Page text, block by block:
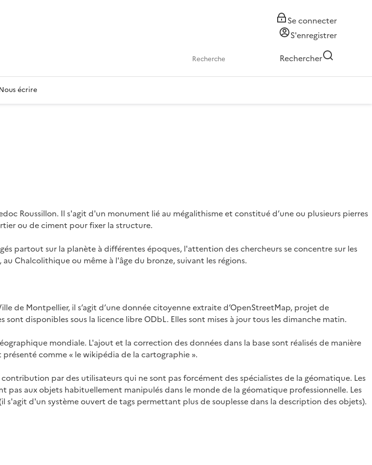
Se connecter
S'enregistrer
Rechercher
écrire
Roussillon. Il s'agit d'un monument lié au mégalithisme et constitué d’une ou plusieurs pierres
ou de ciment pour fixer la structure.
partout sur la planète à différentes époques, l'attention des chercheurs se concentre sur les
Chalcolithique ou même à l'âge du bronze, suivant les régions.
de Montpellier, il s’agit d’une donnée citoyenne extraite d’OpenStreetMap, projet de
sont disponibles sous la licence libre ODbL. Elles sont mises à jour tous les dimanche matin.
mondiale. L'ajout et la correction des données dans la base sont réalisés de manière
comme « le wikipédia de la cartographie ».
par des utilisateurs qui ne sont pas forcément des spécialistes de la géomatique. Les
aux objets habituellement manipulés dans le monde de la géomatique professionnelle. Les
s'agit d'un système ouvert de tags permettant plus de souplesse dans la description des objets).